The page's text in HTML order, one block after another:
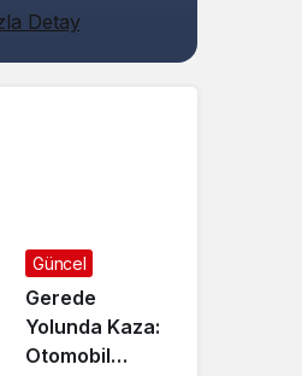
Detay
Güncel
Gerede
Yolunda Kaza:
Otomobil